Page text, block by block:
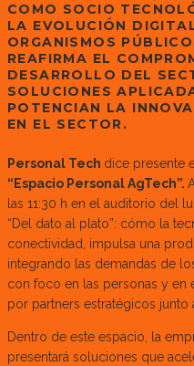
COMO SOCIO
LA EVOLUCIÓN
ORGANISMOS
REAFIRMA EL
DESARROLLO DEL
SOLUCIONES
POTENCIAN LA
EN EL SECTOR.
Personal Tech dice presente
“Espacio Personal AgTech”.
las 11:30 h en el auditorio del
“Del dato al plato”: cómo la
conectividad, impulsa una
integrando las demandas de
con foco en las personas y en
por partners estratégicos junto
Dentro de este espacio, la
presentará soluciones que